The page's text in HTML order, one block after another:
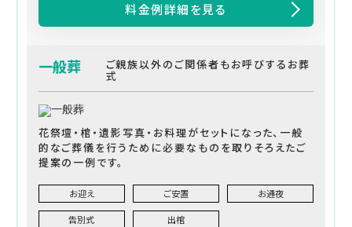
料金例詳細を見る
一般葬 ご親族以外のご関係者もお呼びするお葬
式
花祭壇・棺・遺影写真・お料理がセットになった、一般
的なご葬儀を行うために必要なものを取りそろえたご
提案の一例です。
お迎え ご安置 お通夜
告別式 出棺